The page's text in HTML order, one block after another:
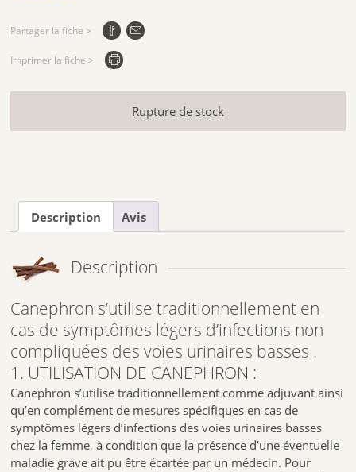
Partager la fiche >
Imprimer la fiche >
Rupture de stock
Description Avis
Description
Canephron s’utilise traditionnellement en
cas de symptômes légers d’infections non
compliquées des voies urinaires basses .
1. UTILISATION DE CANEPHRON :
Canephron s’utilise traditionnellement comme adjuvant ainsi
qu’en complément de mesures spécifiques en cas de
symptômes légers d’infections des voies urinaires basses
chez la femme, à condition que la présence d’une éventuelle
maladie grave ait pu être écartée par un médecin. Pour